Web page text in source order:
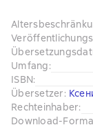
Umfang:
ISBN:
Übersetzer:
Rechteinhaber:
Download-